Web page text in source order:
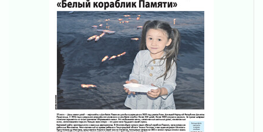
Лето без гаджетов
01 августа 2026
Болезнь девственниц и вампиров
01 августа 2026
Безмолвный крик о помощи
01 августа 2026
В музей всей семьёй
01 августа 2026
Без заявлений и очередей